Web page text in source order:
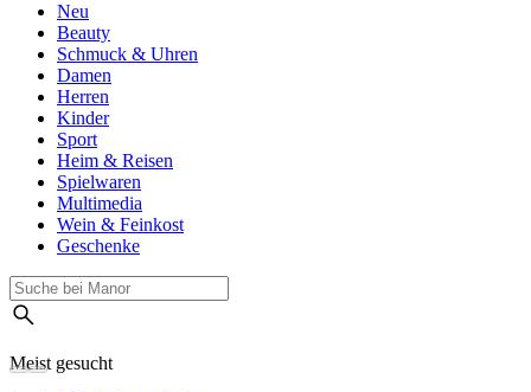
Neu
Beauty
Schmuck & Uhren
Damen
Herren
Kinder
Sport
Heim & Reisen
Spielwaren
Multimedia
Wein & Feinkost
Geschenke
Meist gesucht